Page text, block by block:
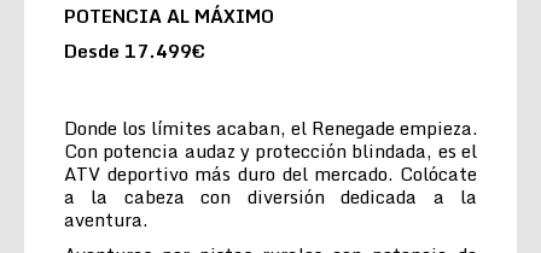
POTENCIA AL MÁXIMO
Desde 17.499€
Donde los límites acaban, el Renegade empieza.
Con potencia audaz y protección blindada, es el
ATV deportivo más duro del mercado. Colócate
a la cabeza con diversión dedicada a la
aventura.